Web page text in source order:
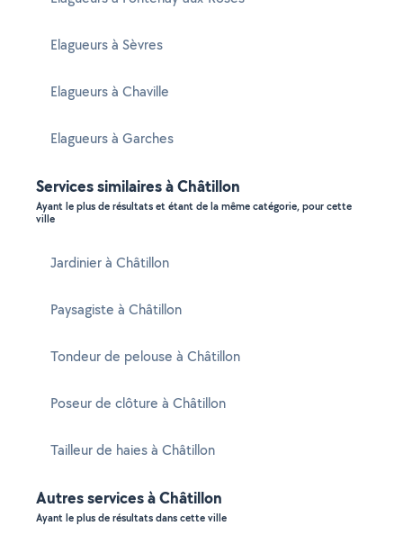
Elagueurs à Sèvres
Elagueurs à Chaville
Elagueurs à Garches
Services similaires à Châtillon
Ayant le plus de résultats et étant de la même catégorie, pour cette
ville
Jardinier à Châtillon
Paysagiste à Châtillon
Tondeur de pelouse à Châtillon
Poseur de clôture à Châtillon
Tailleur de haies à Châtillon
Autres services à Châtillon
Ayant le plus de résultats dans cette ville